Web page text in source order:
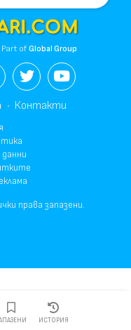
ИСТОРИЯ
Part ofGlobal Group
Контакти
права запазени.